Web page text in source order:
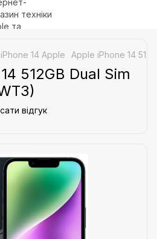
iPhone 14 Apple Apple iPhone 14
512GB Dual Sim
відгук